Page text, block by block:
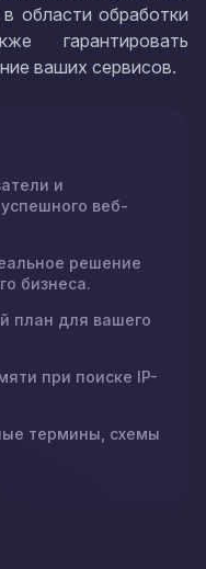
области обработки
гарантировать
ваших сервисов.
и
веб-
решение
бизнеса.
план для вашего
при поиске IP-
термины, схемы